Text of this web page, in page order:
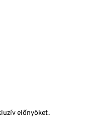
előnyöket.